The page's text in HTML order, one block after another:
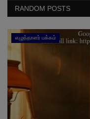
RANDOM POSTS
எழுத்தாளர் பக்கம்